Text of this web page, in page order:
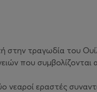
στην τραγωδία του
που
εραστές